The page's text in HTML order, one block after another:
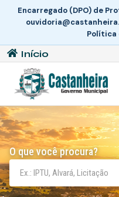
Encarregado (DPO) de
Política
Início
O que você procura?